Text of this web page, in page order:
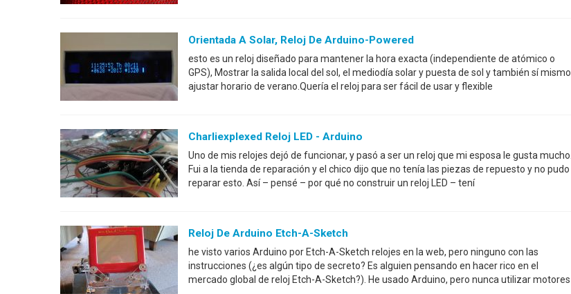
Orientada A Solar, Reloj De Arduino-Powered
esto es un reloj diseñado para mantener la hora exacta (independiente de atómico o
GPS), Mostrar la salida local del sol, el mediodía solar y puesta de sol y también sí mismo
ajustar horario de verano.Quería el reloj para ser fácil de usar y flexible
Charliexplexed Reloj LED - Arduino
Uno de mis relojes dejó de funcionar, y pasó a ser un reloj que mi esposa le gusta mucho.
Fui a la tienda de reparación y el chico dijo que no tenía las piezas de repuesto y no pudo
reparar esto. Así – pensé – por qué no construir un reloj LED – tení
Reloj De Arduino Etch-A-Sketch
he visto varios Arduino por Etch-A-Sketch relojes en la web, pero ninguno con las
instrucciones (¿es algún tipo de secreto? Es alguien pensando en hacer rico en el
mercado global de reloj Etch-A-Sketch?). He usado Arduino, pero nunca utilizar motores